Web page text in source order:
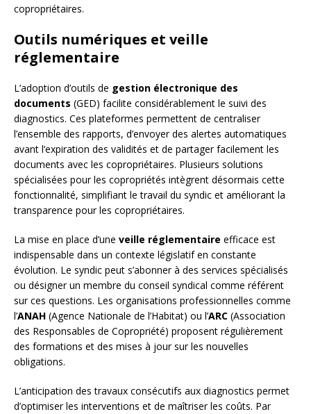
copropriétaires.
Outils numériques et veille
réglementaire
L’adoption d’outils de gestion électronique des
documents (GED) facilite considérablement le suivi des
diagnostics. Ces plateformes permettent de centraliser
l’ensemble des rapports, d’envoyer des alertes automatiques
avant l’expiration des validités et de partager facilement les
documents avec les copropriétaires. Plusieurs solutions
spécialisées pour les copropriétés intègrent désormais cette
fonctionnalité, simplifiant le travail du syndic et améliorant la
transparence pour les copropriétaires.
La mise en place d’une veille réglementaire efficace est
indispensable dans un contexte législatif en constante
évolution. Le syndic peut s’abonner à des services spécialisés
ou désigner un membre du conseil syndical comme référent
sur ces questions. Les organisations professionnelles comme
l’ANAH (Agence Nationale de l’Habitat) ou l’ARC (Association
des Responsables de Copropriété) proposent régulièrement
des formations et des mises à jour sur les nouvelles
obligations.
L’anticipation des travaux consécutifs aux diagnostics permet
d’optimiser les interventions et de maîtriser les coûts. Par